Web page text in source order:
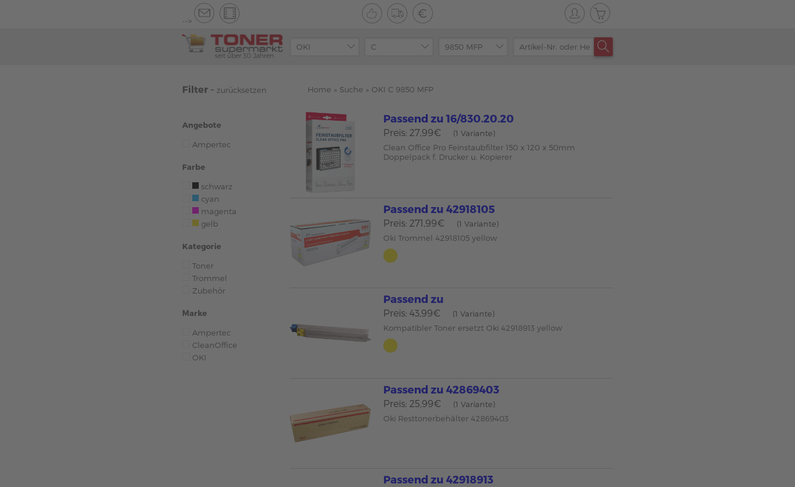
-->
seit über 30 Jahren
Filter - zurücksetzen
Angebote
Ampertec
Farbe
schwarz
cyan
magenta
gelb
Kategorie
Toner
Trommel
Zubehör
Marke
Ampertec
CleanOffice
OKI
Home » Suche » OKI C 9850 MFP
Passend zu 16/830.20.20
Preis: 27,99€
(1 Variante)
Clean Office Pro Feinstaubfilter 150 x 120 x 50mm
Doppelpack f. Drucker u. Kopierer
Passend zu 42918105
Preis: 271,99€
(1 Variante)
Oki Trommel 42918105 yellow
Passend zu
Preis: 43,99€
(1 Variante)
Kompatibler Toner ersetzt Oki 42918913 yellow
Passend zu 42869403
Preis: 25,99€
(1 Variante)
Oki Resttonerbehälter 42869403
Passend zu 42918913